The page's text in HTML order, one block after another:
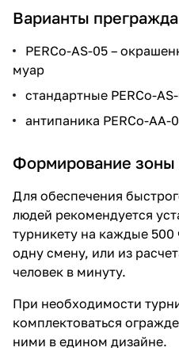
Варианты
PERCo-AS-05 –
муар
стандартные PERCo-
антипаника PERCo-
Формирование зоны
Для обеспечения
людей рекомендуется
турникету на каждые
одну смену, или из
человек в минуту.
При необходимости
комплектоваться
ними в едином дизайне.